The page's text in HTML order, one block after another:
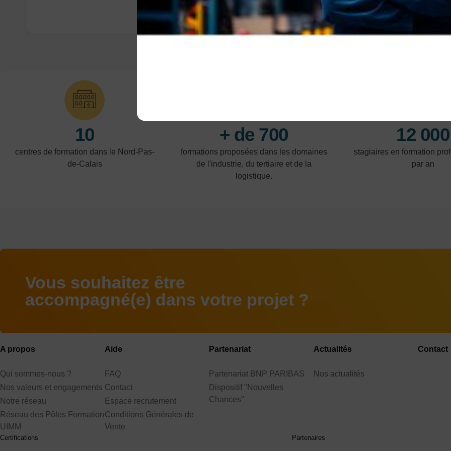
En savoir plus
NOS POINTS FORTS
10
centres de formation dans le Nord-Pas-
de-Calais
+ de 700
formations proposées dans les domaines
de l'industrie, du tertiaire et de la
logistique.
12 000
stagiaires en formation
par an
Vous souhaitez être
accompagné(e) dans votre projet ?
A propos
Qui sommes-nous ?
Nos valeurs et engagements
Notre réseau
Réseau des Pôles Formation
UIMM
Aide
FAQ
Contact
Espace recrutement
Conditions Générales de
Vente
Partenariat
Partenariat BNP PARIBAS
Dispositif "Nouvelles
Chances"
Actualités
Nos actualités
Contact
Certifications Partenaires